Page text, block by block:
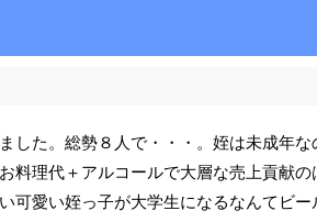
した。総勢８人で・・・。姪は未成年
料理代＋アルコールで大層な売上貢献の
可愛い姪っ子が大学生になるなんてビ